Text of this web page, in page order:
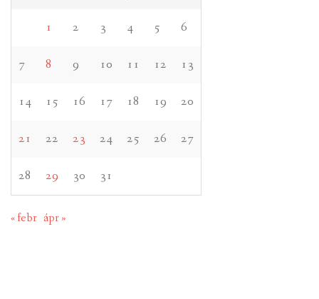
1 2 3 4 5 6
7 8 9 10 11 12 13
14 15 16 17 18 19 20
21 22 23 24 25 26 27
28 29 30 31
« febr ápr »